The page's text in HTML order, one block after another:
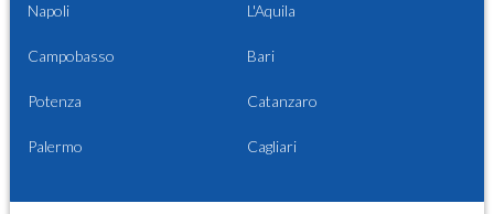
Napoli L'Aquila
Campobasso Bari
Potenza Catanzaro
Palermo Cagliari